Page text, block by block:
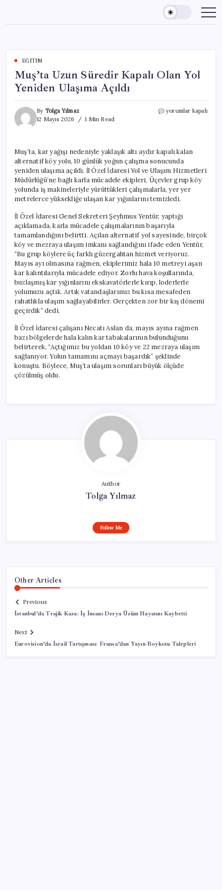
content
EĞITIM
Muş’ta Uzun Süredir Kapalı Olan Yol
Yeniden Ulaşıma Açıldı
By Tolga Yılmaz
12 Mayıs 2026
1 Min Read
Muş’ta
Yol
Yeniden
Ulaşıma
Açıldı
için
yorumlar kapalı
Muş’ta, kar yağışı nedeniyle yaklaşık altı aydır kapalı kalan
alternatif köy yolu, 10 günlük yoğun çalışma sonucunda
yeniden ulaşıma açıldı. İl Özel İdaresi Yol ve Ulaşım Hizmetleri
Müdürlüğü’ne bağlı karla mücadele ekipleri, Üçevler grup köy
yolunda iş makineleriyle yürüttükleri çalışmalarla, yer yer
metrelerce yüksekliğe ulaşan kar yığınlarını temizledi.
İl Özel İdaresi Genel Sekreteri Şeyhmus Yentür, yaptığı
açıklamada, karla mücadele çalışmalarının başarıyla
tamamlandığını belirtti. Açılan alternatif yol sayesinde, birçok
köy ve mezraya ulaşım imkanı sağlandığını ifade eden Yentür,
“Bu grup köylere üç farklı güzergahtan hizmet veriyoruz.
Mayıs ayı olmasına rağmen, ekiplerimiz hala 10 metreyi aşan
kar kalıntılarıyla mücadele ediyor. Zorlu hava koşullarında,
buzlaşmış kar yığınlarını ekskavatörlerle kırıp, loderlerle
yolumuzu açtık. Artık vatandaşlarımız bu kısa mesafeden
rahatlıkla ulaşım sağlayabilirler. Gerçekten zor bir kış dönemi
geçirdik” dedi.
İl Özel İdaresi çalışanı Necatı Aslan da, mayıs ayına rağmen
bazı bölgelerde hala kalın kar tabakalarının bulunduğunu
belirterek, “Açtığımız bu yoldan 10 köy ve 22 mezraya ulaşım
sağlanıyor. Yolun tamamını açmayı başardık” şeklinde
konuştu. Böylece, Muş’ta ulaşım sorunları büyük ölçüde
çözülmüş oldu.
Author
Tolga Yılmaz
Follow Me
Other Articles
Previous
İstanbul’da Trajik Kaza: İş İnsanı Derya Üzüm Hayatını Kaybetti
Next
Eurovision’da İsrail Tartışması: Fransa’dan Yayın Boykotu Talepleri